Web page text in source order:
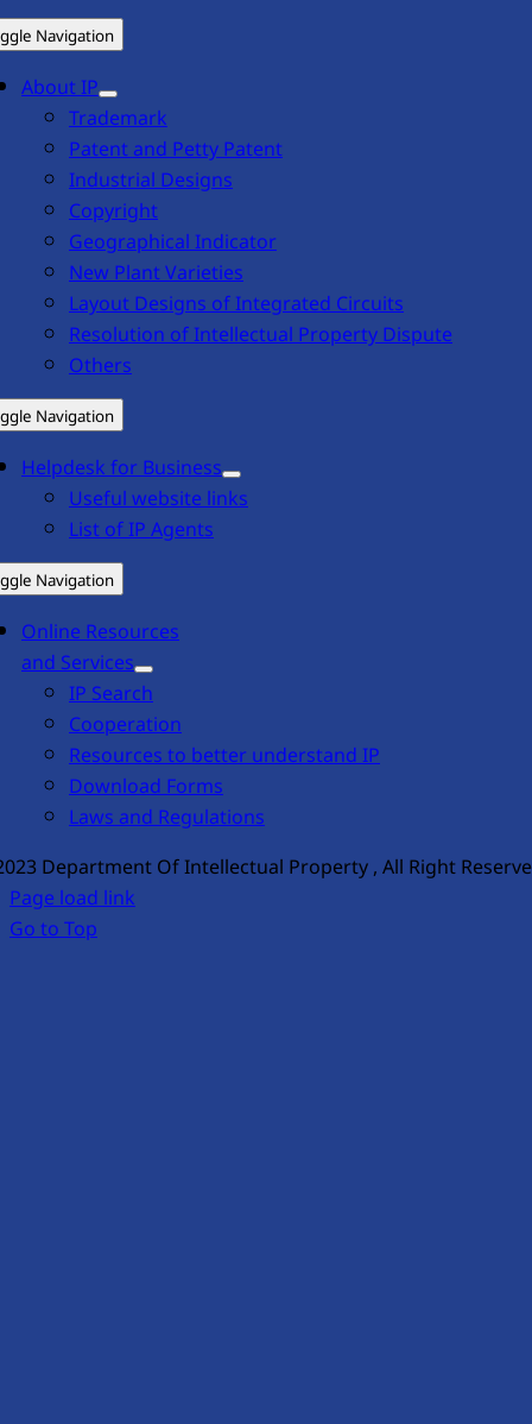
Navigation
About IP
Trademark
Patent and Petty Patent
Industrial Designs
Copyright
Geographical Indicator
New Plant Varieties
Layout Designs of Integrated Circuits
Resolution of Intellectual Property Dispute
Others
Navigation
Helpdesk for Business
Useful website links
List of IP Agents
Navigation
Online Resources
and Services
IP Search
Cooperation
Resources to better understand IP
Download Forms
Laws and Regulations
Department Of Intellectual Property , All Right
Page load link
Go to Top